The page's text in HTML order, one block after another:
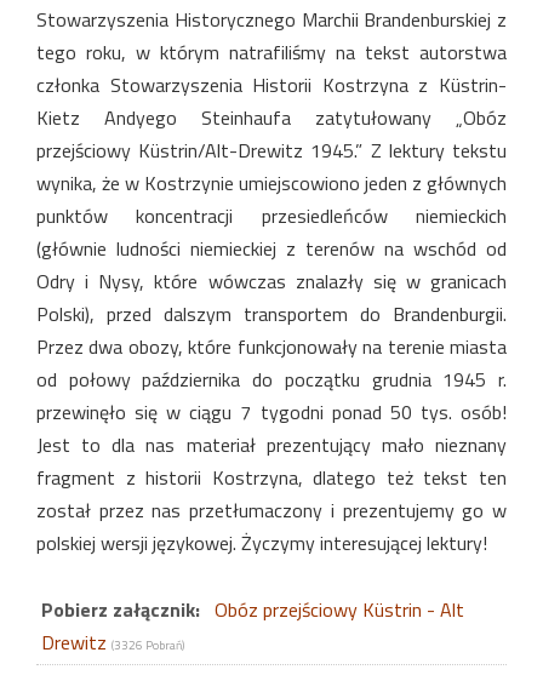
Stowarzyszenia Historycznego Marchii Brandenburskiej z
tego roku, w którym natrafiliśmy na tekst autorstwa
członka Stowarzyszenia Historii Kostrzyna z Küstrin-
Kietz Andyego Steinhaufa zatytułowany „Obóz
przejściowy Küstrin/Alt-Drewitz 1945.” Z lektury tekstu
wynika, że w Kostrzynie umiejscowiono jeden z głównych
punktów koncentracji przesiedleńców niemieckich
(głównie ludności niemieckiej z terenów na wschód od
Odry i Nysy, które wówczas znalazły się w granicach
Polski), przed dalszym transportem do Brandenburgii.
Przez dwa obozy, które funkcjonowały na terenie miasta
od połowy października do początku grudnia 1945 r.
przewinęło się w ciągu 7 tygodni ponad 50 tys. osób!
Jest to dla nas materiał prezentujący mało nieznany
fragment z historii Kostrzyna, dlatego też tekst ten
został przez nas przetłumaczony i prezentujemy go w
polskiej wersji językowej. Życzymy interesującej lektury!
Pobierz załącznik: Obóz przejściowy Küstrin - Alt
Drewitz (3326 Pobrań)